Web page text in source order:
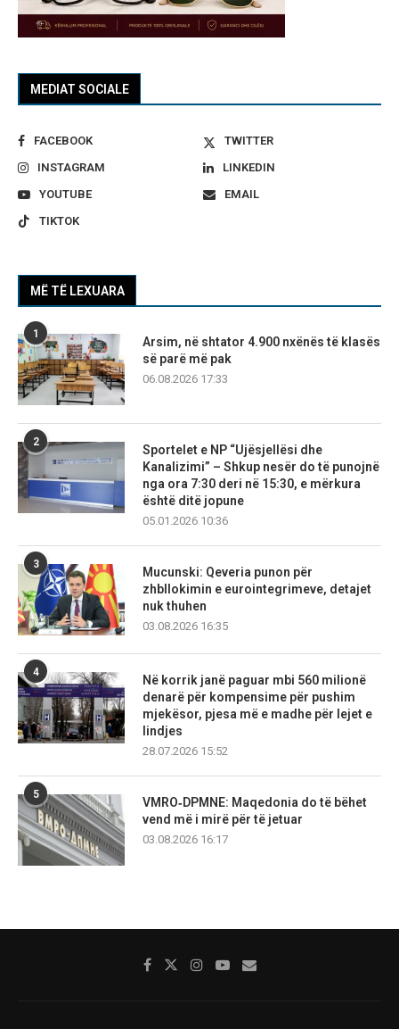
MEDIAT SOCIALE
FACEBOOK
TWITTER
INSTAGRAM
LINKEDIN
YOUTUBE
EMAIL
TIKTOK
MË TË LEXUARA
1
Arsim, në shtator 4.900 nxënës të klasës
së parë më pak
06.08.2026 17:33
2
Sportelet e NP “Ujësjellësi dhe
Kanalizimi” – Shkup nesër do të punojnë
nga ora 7:30 deri në 15:30, e mërkura
është ditë jopune
05.01.2026 10:36
3
Mucunski: Qeveria punon për
zhbllokimin e eurointegrimeve, detajet
nuk thuhen
03.08.2026 16:35
4
Në korrik janë paguar mbi 560 milionë
denarë për kompensime për pushim
mjekësor, pjesa më e madhe për lejet e
lindjes
28.07.2026 15:52
5
VMRO‑DPMNE: Maqedonia do të bëhet
vend më i mirë për të jetuar
03.08.2026 16:17